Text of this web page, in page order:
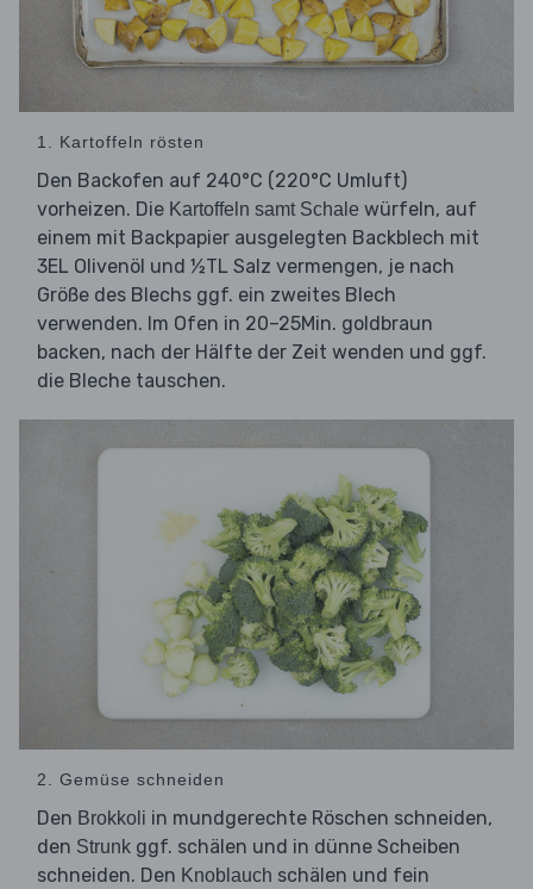
1. Kartoffeln rösten
Den Backofen auf 240°C (220°C Umluft)
vorheizen. Die Kartoffeln samt Schale würfeln, auf
einem mit Backpapier ausgelegten Backblech mit
3EL Olivenöl und ½TL Salz vermengen, je nach
Größe des Blechs ggf. ein zweites Blech
verwenden. Im Ofen in 20–25Min. goldbraun
backen, nach der Hälfte der Zeit wenden und ggf.
die Bleche tauschen.
2. Gemüse schneiden
Den Brokkoli in mundgerechte Röschen schneiden,
den Strunk ggf. schälen und in dünne Scheiben
schneiden. Den Knoblauch schälen und fein